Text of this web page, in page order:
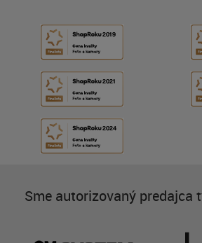
Sme autorizovaný predajca